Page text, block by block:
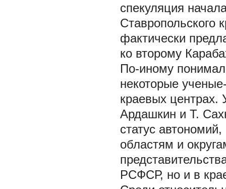
спекуляция
фактически
ко второму
По-иному
некоторые
краевых центрах.
Ардашкин и Т.
статус
областям и
РСФСР, но и в